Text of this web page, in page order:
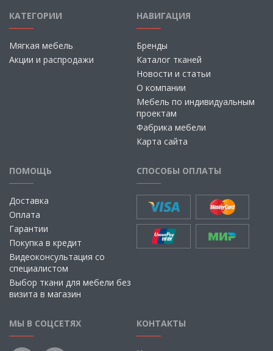
КАТЕГОРИИ
Мягкая мебель
Акции и распродажи
НАВИГАЦИЯ
Бренды
Каталог тканей
Новости и статьи
О компании
Мебель по индивидуальным
проектам
Фабрика мебели
Карта сайта
ПОМОЩЬ
Доставка
Оплата
Гарантии
Покупка в кредит
Видеоконсультация со
специалистом
Выбор ткани для мебели без
визита в магазин
СПОСОБЫ ОПЛАТЫ
МЫ В СОЦСЕТЯХ КОНТАКТЫ